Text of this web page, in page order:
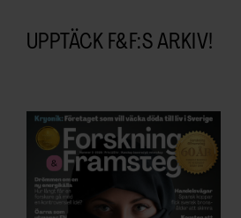
UPPTÄCK F&F:S ARKIV!